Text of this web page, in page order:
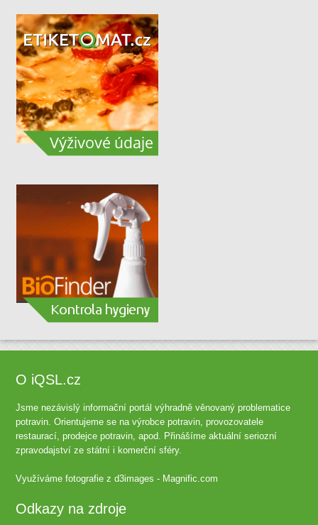
O iQSL.cz
Jsme nezávislý informační portál výhradně věnovaný problematice
potravin. Orientujeme se na výrobce potravin, provozovatele
restaurací, prodejce potravin, apod. Přinášíme aktuální seriozní
zpravodajství ze státní i komerční sféry.
Využíváme fotografie zd3images - Magnific.com
Odkazy na zdroje